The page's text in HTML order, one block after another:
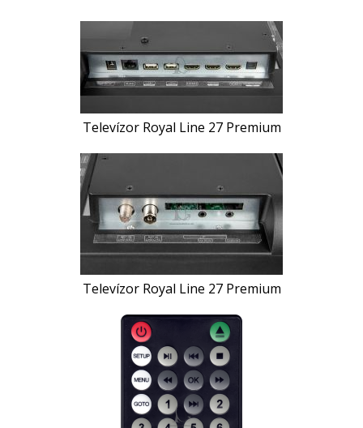
Televízor Royal Line 27 Premium
Televízor Royal Line 27 Premium